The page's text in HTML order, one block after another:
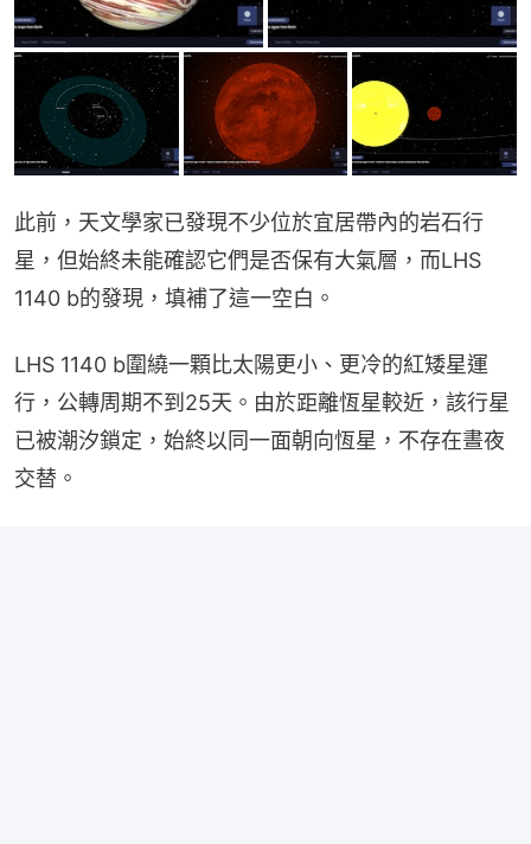
此前，天文學家已發現不少位於宜居帶內的岩石行
星，但始終未能確認它們是否保有大氣層，而LHS
1140 b的發現，填補了這一空白。
LHS 1140 b圍繞一顆比太陽更小、更冷的紅矮星運
行，公轉周期不到25天。由於距離恆星較近，該行星
已被潮汐鎖定，始終以同一面朝向恆星，不存在晝夜
交替。